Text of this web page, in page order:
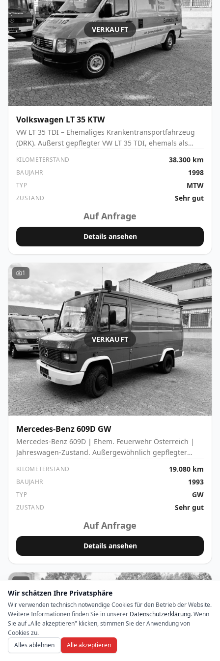
VERKAUFT
Volkswagen LT 35 KTW
VW LT 35 TDI – Ehemaliges Krankentransportfahrzeug
(DRK). Außerst gepflegter VW LT 35 TDI, ehemals als
Kreuzes – nicht als Rettungswagen genutzt! Nur 38.300
km, rostfreier Zustand.
KILOMETERSTAND 38.300 km
BAUJAHR 1998
TYP MTW
ZUSTAND Sehr gut
Auf Anfrage
Details ansehen
VERKAUFT
1
Mercedes-Benz609D GW
Mercedes-Benz 609D | Ehem. Feuerwehr Österreich |
Jahreswagen-Zustand. Außergewöhnlich gepflegter
österreichischen Feuerwehr. Technisch wie optisch
hervorragend.
KILOMETERSTAND 19.080 km
BAUJAHR 1993
TYP GW
ZUSTAND Sehr gut
Auf Anfrage
Details ansehen
VERKAUFT
1
Wir schätzen Ihre Privatsphäre
Wir verwenden technisch notwendige Cookies für den Betrieb der Website.
Weitere Informationen finden Sie in unserer Datenschutzerklärung. Wenn
Sie auf „Alle akzeptieren" klicken, stimmen Sie der Anwendung von
Cookies zu.
Alles ablehnen
Alle akzeptieren